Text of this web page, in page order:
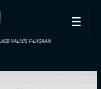
VALMIS F-LIIGAAN